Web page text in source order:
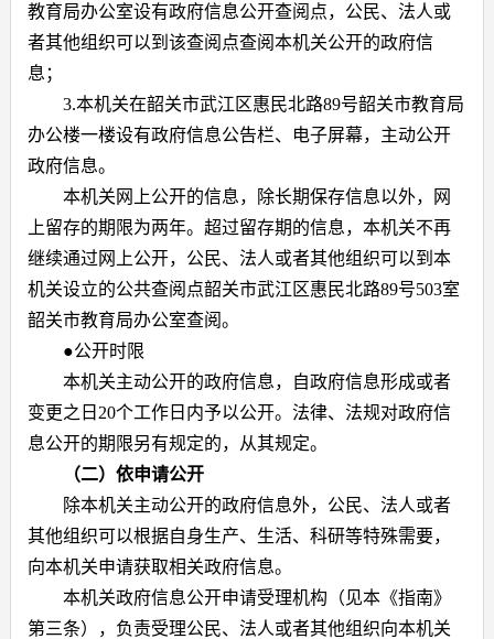
教育局办公室设有政府信息公开查阅点，公民、法人或
者其他组织可以到该查阅点查阅本机关公开的政府信
息；
3.本机关在韶关市武江区惠民北路89号韶关市教育局
办公楼一楼设有政府信息公告栏、电子屏幕，主动公开
政府信息。
本机关网上公开的信息，除长期保存信息以外，网
上留存的期限为两年。超过留存期的信息，本机关不再
继续通过网上公开，公民、法人或者其他组织可以到本
机关设立的公共查阅点韶关市武江区惠民北路89号503室
韶关市教育局办公室查阅。
●公开时限
本机关主动公开的政府信息，自政府信息形成或者
变更之日 20个工作日内予以公开。法律、法规对政府信
息公开的期限另有规定的，从其规定。
（二）依申请公开
除本机关主动公开的政府信息外，公民、法人或者
其他组织可以根据自身生产、生活、科研等特殊需要，
向本机关申请获取相关政府信息。
本机关政府信息公开申请受理机构（见本《指南》
第三条），负责受理公民、法人或者其他组织向本机关